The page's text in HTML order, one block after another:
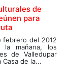
de
para
febrero del 2012
mañana, los
de Valledupar
de la...